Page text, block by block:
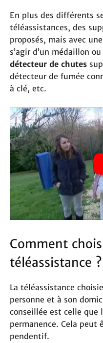
En plus des différents
téléassistances, des
proposés, mais avec
s’agir d’un médaillon
détecteur de chutes
détecteur de fumée
à clé, etc.
Comment
téléassistance ?
La téléassistance
personne et à son
conseillée est celle
permanence. Cela peut
pendentif.